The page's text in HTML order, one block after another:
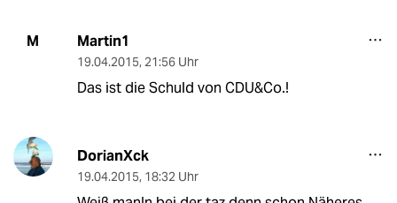
M Martin1
19.04.2015, 21:56 Uhr
Das ist die Schuld von CDU&Co.!
DorianXck
19.04.2015, 18:32 Uhr